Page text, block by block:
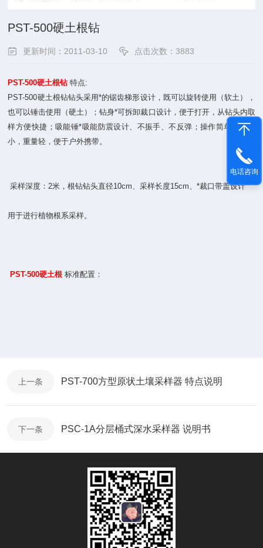
PST-500硬土根钻
更新时间：2011-03-10 点击次数：3883
PST-500硬土根钻特点:
PST-500硬土根钻钻头采用*的锯齿梯形设计，既可以旋转使用（软土），
也可以锤击使用（硬土）；钻身*可拆卸裁口设计，便于打开，从钻头内取
样方便快捷；吸能锤*吸能防震设计、不振手、不反弹；操作简单；体积
小，重量轻，便于户外携带。
采样深度：2米，根钻钻头直径10cm、采样长度15cm、*裁口带盖设计
用于进行植物根系采样。
PST-500硬土根标准配置：
上一条 PST-700方型原状土壤采样器 特点说明
下一条 PSC-1A分层桶式深水采样器 说明书
电话咨询